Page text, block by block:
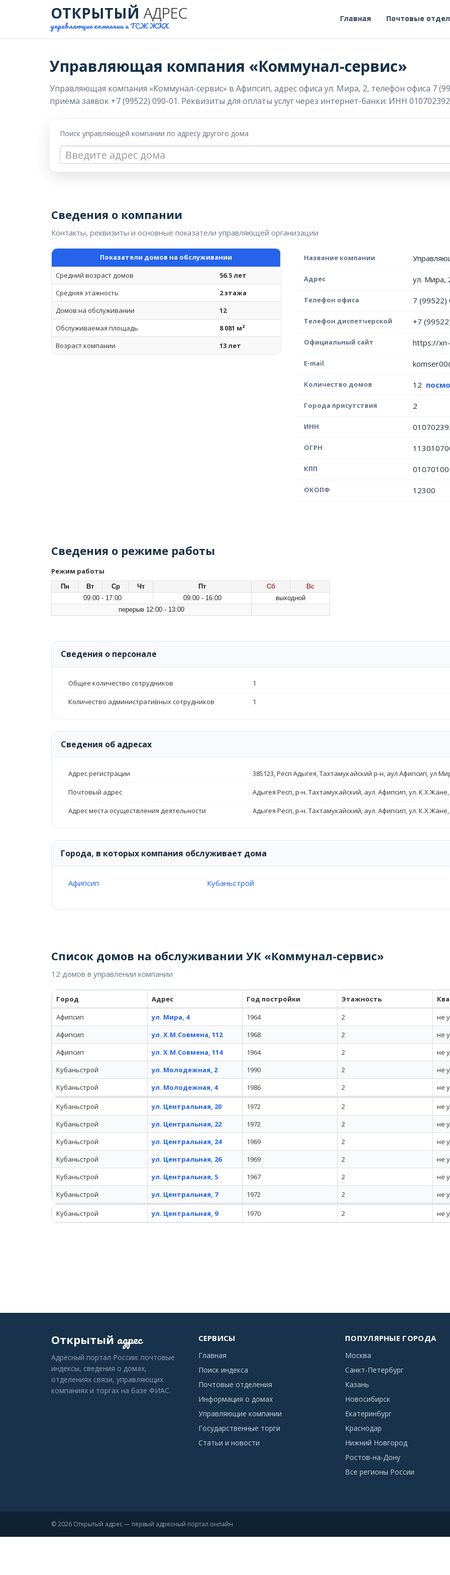
ОТКРЫТЫЙ АДРЕС
управляющие компании и ТСЖ ЖКХ
Главная Почтовые
Управляющая компания «Коммунал-сервис»
Управляющая компания «Коммунал-сервис» в Афипсип, адрес офиса ул. Мира, 2, телефон офиса 7
приёма заявок +7 (99522) 090-01. Реквизиты для оплаты услуг через интернет-банки: ИНН
Поиск управляющей компании по адресу другого дома
Сведения о компании
Контакты, реквизиты и основные показатели управляющей организации
Показатели домов на обслуживании
Средний возраст домов
56.5 лет
Средняя этажность
2 этажа
Домов на обслуживании
12
Обслуживаемая площадь
8 081 м²
Возраст компании
13 лет
Название компании
Адрес ул. Мира,
Телефон офиса 7 (99522)
Телефон диспетчерской +7
Официальный сайт https://
E-mail
Количество домов 12
Города присутствия 2
ИНН
ОГРН
КПП
ОКОПФ 12300
Сведения о режиме работы
Режим работы
Пн Вт Ср Чт Пт Сб
Вс
09:00 - 17:00
09:00 - 16:00
выходной
перерыв 12:00 - 13:00
Сведения о персонале
Общее количество сотрудников 1
Количество административных сотрудников 1
Сведения об адресах
Адрес регистрации 385123, Респ Адыгея, Тахтамукайский р-н, аул Афипсип, ул
Почтовый адрес Адыгея Респ, р-н. Тахтамукайский, аул. Афипсип, ул. К.Х.Жане,
Адрес места осуществления деятельности Адыгея Респ, р-н. Тахтамукайский, аул. Афипсип, ул. К.Х.Жане,
Города, в которых компания обслуживает дома
Афипсип Кубаньстрой
Список домов на обслуживании УК «Коммунал-сервис»
12 домов в управлении компании
Город Адрес Год постройки Этажность
Афипсип
ул. Мира, 4 1964 2
не
Афипсип
ул. Х.М.Совмена, 112 1968 2
не
Афипсип
ул. Х.М.Совмена, 114 1964 2
не
Кубаньстрой
ул. Молодежная, 2 1990 2
не
Кубаньстрой
ул. Молодежная, 4 1986 2 не
Кубаньстрой ул. Центральная, 20 1972 2
не
Кубаньстрой
ул. Центральная, 22 1972 2
не
Кубаньстрой
ул. Центральная, 24 1969 2
не
Кубаньстрой
ул. Центральная, 26 1969 2
не
Кубаньстрой
ул. Центральная, 5 1967 2
не
Кубаньстрой
ул. Центральная, 7 1972 2 не
Кубаньстрой ул. Центральная, 9 1970 2 не
Открытый адрес
Адресный портал России: почтовые
индексы, сведения о домах,
отделениях связи, управляющих
компаниях и торгах на базе ФИАС.
СЕРВИСЫ
Главная
Поиск индекса
Почтовые отделения
Информация о домах
Управляющие компании
Государственные торги
Статьи и новости
ПОПУЛЯРНЫЕ ГОРОДА
Москва
Санкт-Петербург
Казань
Новосибирск
Екатеринбург
Краснодар
Нижний Новгород
Ростов-на-Дону
Все регионы России
© 2026 Открытый адрес — первый адресный портал онлайн